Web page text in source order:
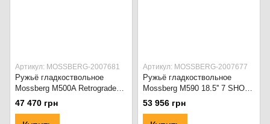
Артикул: MOSSBERG-2007681
Ружьё гладкоствольное
Mossberg M500A Retrograde
кал.12 Black/Brown
47 470 грн
Артикул: MOSSBERG-2007677
Ружьё гладкоствольное
Mossberg M590 18.5'' 7 SHOT
FLEX TAC STOCK чёрное
53 956 грн